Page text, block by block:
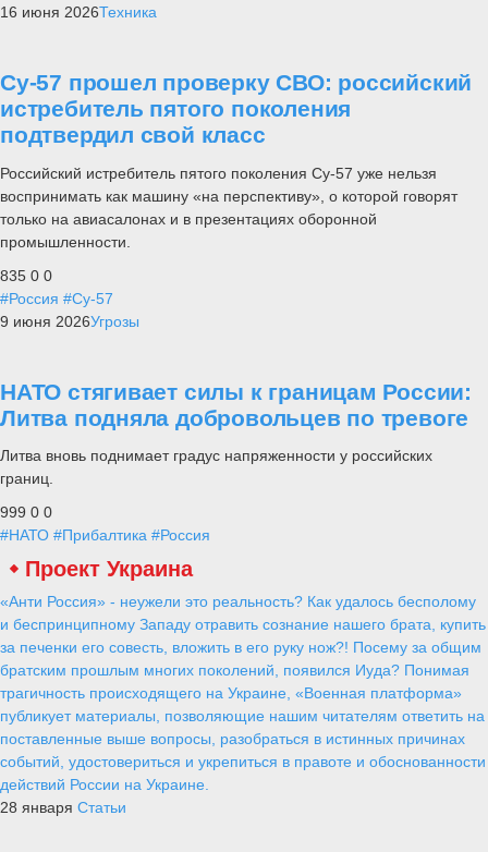
16 июня 2026Техника
Су-57 прошел проверку СВО: российский
истребитель пятого поколения
подтвердил свой класс
Российский истребитель пятого поколения Су-57 уже нельзя
воспринимать как машину «на перспективу», о которой говорят
только на авиасалонах и в презентациях оборонной
промышленности.
835 0 0
#Россия #Су-57
9 июня 2026Угрозы
НАТО стягивает силы к границам России:
Литва подняла добровольцев по тревоге
Литва вновь поднимает градус напряженности у российских
границ.
999 0 0
#НАТО #Прибалтика #Россия
Проект Украина
«Анти Россия» - неужели это реальность? Как удалось бесполому
и беспринципному Западу отравить сознание нашего брата, купить
за печенки его совесть, вложить в его руку нож?! Посему за общим
братским прошлым многих поколений, появился Иуда? Понимая
трагичность происходящего на Украине, «Военная платформа»
публикует материалы, позволяющие нашим читателям ответить на
поставленные выше вопросы, разобраться в истинных причинах
событий, удостовериться и укрепиться в правоте и обоснованности
действий России на Украине.
28 января Статьи